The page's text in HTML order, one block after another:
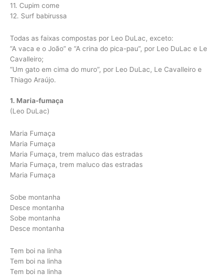
11. Cupim come
12. Surf babirussa
Todas as faixas compostas por Leo DuLac, exceto:
“A vaca e o João” e “A crina do pica-pau”, por Leo DuLac e Le
Cavalleiro;
“Um gato em cima do muro”, por Leo DuLac, Le Cavalleiro e
Thiago Araújo.
1. Maria-fumaça
(Leo DuLac)
Maria Fumaça
Maria Fumaça
Maria Fumaça, trem maluco das estradas
Maria Fumaça, trem maluco das estradas
Maria Fumaça
Sobe montanha
Desce montanha
Sobe montanha
Desce montanha
Tem boi na linha
Tem boi na linha
Tem boi na linha